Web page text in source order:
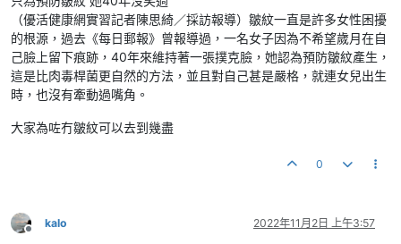
（優活健康網實習記者陳思綺／採訪報導）皺紋一直是許多女性困擾
的根源，過去《每日郵報》曾報導過，一名女子因為不希望歲月在自
己臉上留下痕跡，40年來維持著一張撲克臉，她認為預防皺紋產生，
這是比肉毒桿菌更自然的方法，並且對自己甚是嚴格，就連女兒出生
時，也沒有牽動過嘴角。
大家為咗冇皺紋可以去到幾盡
0
離線
kalo 2022年11月2日 上午3:57